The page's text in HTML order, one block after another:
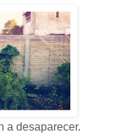
a desaparecer.